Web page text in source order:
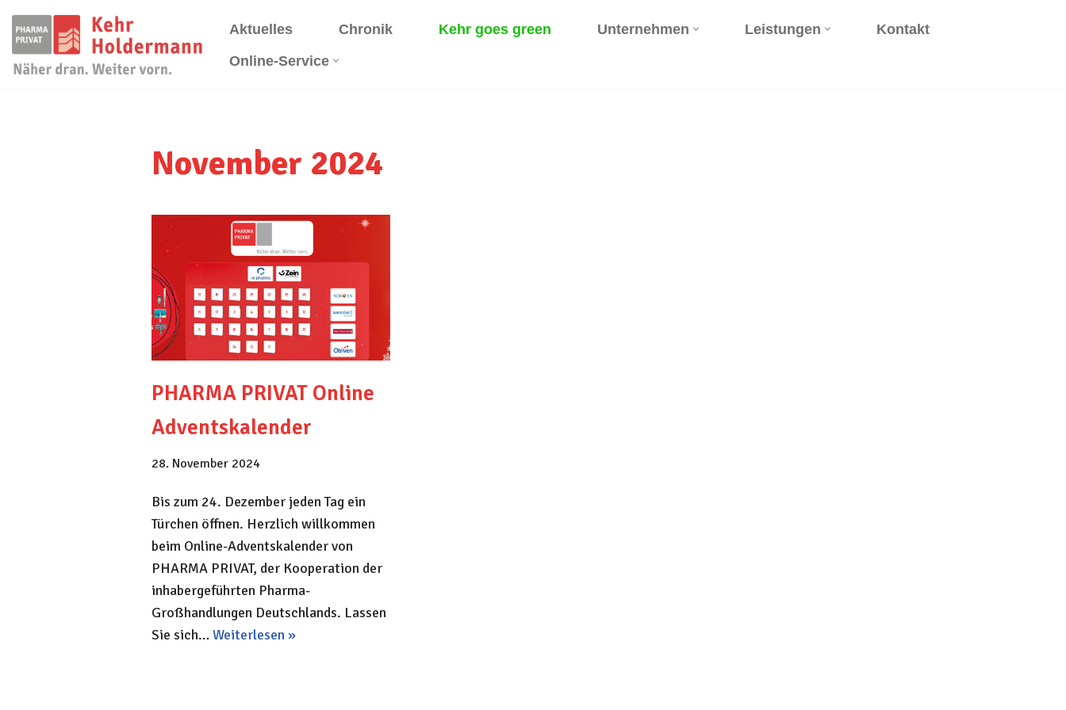
Zum
Inhalt
Aktuelles Chronik Kehr goes green Unternehmen Leistungen
Kontakt
Online-Service
November 2024
PHARMA PRIVAT Online
Adventskalender
28. November 2024
Bis zum 24. Dezember jeden Tag ein
Türchen öffnen. Herzlich willkommen
beim Online-Adventskalender von
PHARMA PRIVAT, der Kooperation der
inhabergeführten Pharma-
Großhandlungen Deutschlands. Lassen
Sie sich… Weiterlesen »